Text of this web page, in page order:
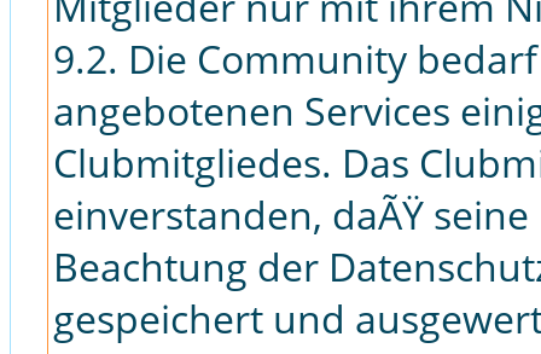
9.2. Die Community
angebotenen Services
Clubmitgliedes. Das
einverstanden, daÃŸ
Beachtung der
gespeichert und